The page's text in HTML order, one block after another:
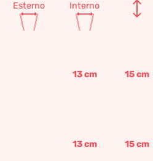
Esterno
Interno
13cm 15cm
13cm 15cm